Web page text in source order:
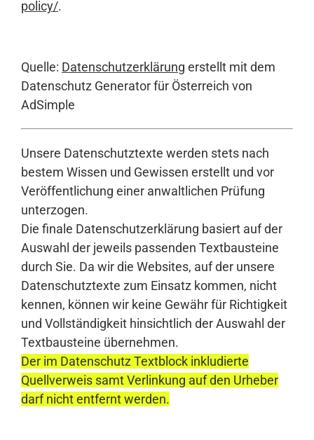
policy/.
Quelle: Datenschutzerklärung erstellt mit dem
Datenschutz Generator für Österreich von
AdSimple
Unsere Datenschutztexte werden stets nach
bestem Wissen und Gewissen erstellt und vor
Veröffentlichung einer anwaltlichen Prüfung
unterzogen.
Die finale Datenschutzerklärung basiert auf der
Auswahl der jeweils passenden Textbausteine
durch Sie. Da wir die Websites, auf der unsere
Datenschutztexte zum Einsatz kommen, nicht
kennen, können wir keine Gewähr für Richtigkeit
und Vollständigkeit hinsichtlich der Auswahl der
Textbausteine übernehmen.
Der im Datenschutz Textblock inkludierte
Quellverweis samt Verlinkung auf den Urheber
darf nicht entfernt werden.